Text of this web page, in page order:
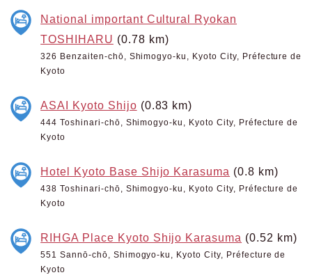
National important Cultural Ryokan
TOSHIHARU (0.78 km)
326 Benzaiten-chō, Shimogyo-ku, Kyoto City, Préfecture de
Kyoto
ASAI Kyoto Shijo (0.83 km)
444 Toshinari-chō, Shimogyo-ku, Kyoto City, Préfecture de
Kyoto
Hotel Kyoto Base Shijo Karasuma (0.8 km)
438 Toshinari-chō, Shimogyo-ku, Kyoto City, Préfecture de
Kyoto
RIHGA Place Kyoto Shijo Karasuma (0.52 km)
551 Sannō-chō, Shimogyo-ku, Kyoto City, Préfecture de
Kyoto